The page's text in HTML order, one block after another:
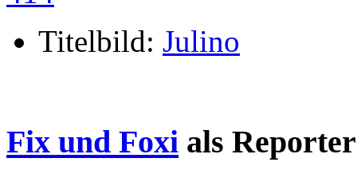
Titelbild: Julino
Fix und Foxi als Reporter